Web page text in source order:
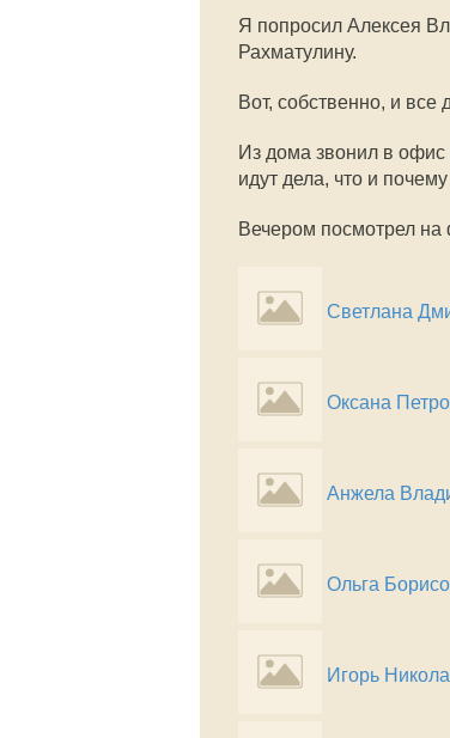
Я попросил Алексея
Рахматулину.
Вот, собственно, и все
Из дома звонил в офис
идут дела, что и
Вечером посмотрел
Светлана
Оксана
Анжела
Ольга
Игорь